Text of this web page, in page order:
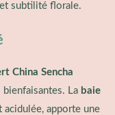
subtilité florale.
China Sencha
La baie
acidulée, apporte une